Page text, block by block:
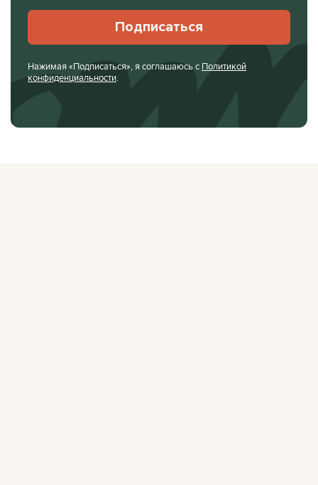
Подписаться
Нажимая «Подписаться», я соглашаюсь с Политикой
конфиденциальности.